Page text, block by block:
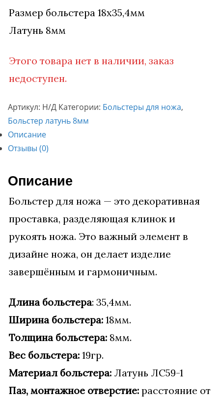
Размер больстера 18х35,4мм
Латунь 8мм
Этого товара нет в наличии, заказ
недоступен.
Артикул: Н/Д Категории: Больстеры для ножа,
Больстер латунь 8мм
Описание
Отзывы (0)
Описание
Больстер для ножа — это декоративная
проставка, разделяющая клинок и
рукоять ножа. Это важный элемент в
дизайне ножа, он делает изделие
завершённым и гармоничным.
Длина больстера: 35,4мм.
Ширина больстера: 18мм.
Толщина больстера: 8мм.
Вес больстера: 19гр.
Материал больстера: Латунь ЛС59-1
Паз, монтажное отверстие: расстояние от